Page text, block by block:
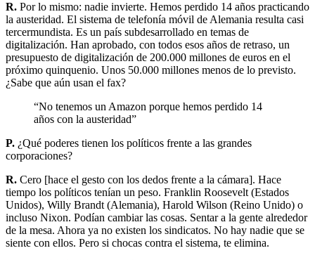
R. Por lo mismo: nadie invierte. Hemos perdido 14 años practicando
la austeridad. El sistema de telefonía móvil de Alemania resulta casi
tercermundista. Es un país subdesarrollado en temas de
digitalización. Han aprobado, con todos esos años de retraso, un
presupuesto de digitalización de 200.000 millones de euros en el
próximo quinquenio. Unos 50.000 millones menos de lo previsto.
¿Sabe que aún usan el fax?
“No tenemos un Amazon porque hemos perdido 14
años con la austeridad”
P. ¿Qué poderes tienen los políticos frente a las grandes
corporaciones?
R. Cero [hace el gesto con los dedos frente a la cámara]. Hace
tiempo los políticos tenían un peso. Franklin Roosevelt (Estados
Unidos), Willy Brandt (Alemania), Harold Wilson (Reino Unido) o
incluso Nixon. Podían cambiar las cosas. Sentar a la gente alrededor
de la mesa. Ahora ya no existen los sindicatos. No hay nadie que se
siente con ellos. Pero si chocas contra el sistema, te elimina.